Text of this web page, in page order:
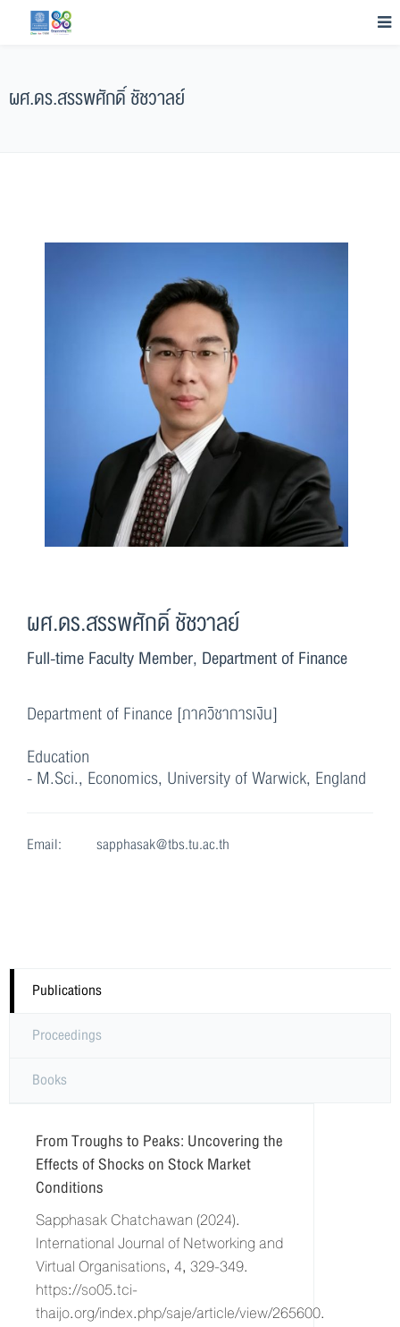
ผศ.ดร.สรรพศักดิ์ ชัชวาลย์
ผศ.ดร.สรรพศักดิ์ ชัชวาลย์
Full-time Faculty Member, Department of Finance
Department of Finance [ภาควิชาการเงิน]
Education
- M.Sci., Economics, University of Warwick, England
Email: sapphasak@tbs.tu.ac.th
Publications
Proceedings
Books
From Troughs to Peaks: Uncovering the
Effects of Shocks on Stock Market
Conditions
Sapphasak Chatchawan (2024).
International Journal of Networking and
Virtual Organisations, 4, 329-349.
https://so05.tci-
thaijo.org/index.php/saje/article/view/265600.